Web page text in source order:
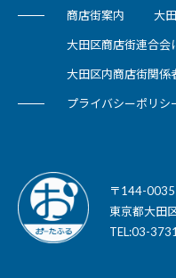
商店街案内 大
大田区商店街連合会
大田区内商店街関係
プライバシーポリシ
〒144-0035
東京都大田
TEL:03-